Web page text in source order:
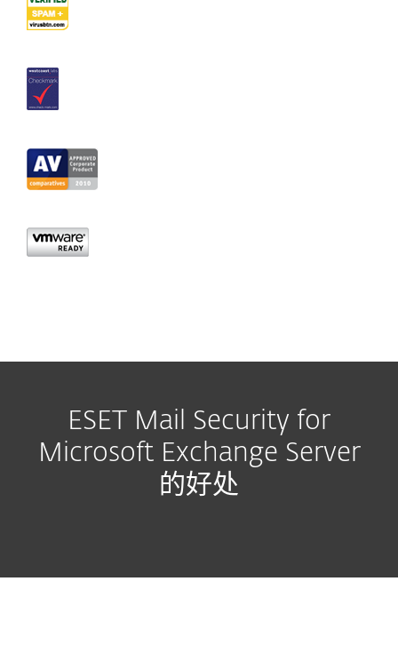
ESET Mail Security for
Microsoft Exchange Server
的好处